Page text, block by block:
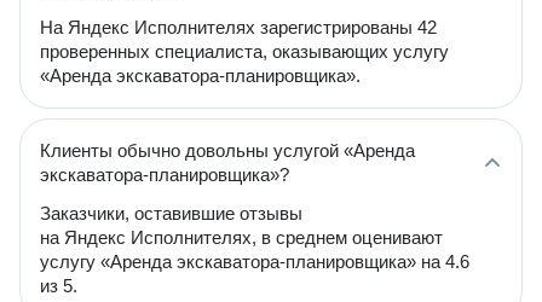
На Яндекс Исполнителях зарегистрированы 42
проверенных специалиста, оказывающих услугу
«Аренда экскаватора-планировщика».
Клиенты обычно довольны услугой «Аренда
экскаватора-планировщика»?
Заказчики, оставившие отзывы
на Яндекс Исполнителях, в среднем оценивают
услугу «Аренда экскаватора-планировщика» на 4.6
из 5.